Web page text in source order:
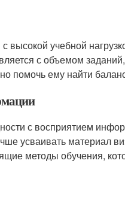
высокой учебной
с объемом
помочь ему найти
с восприятием
усваивать материал
методы обучения,